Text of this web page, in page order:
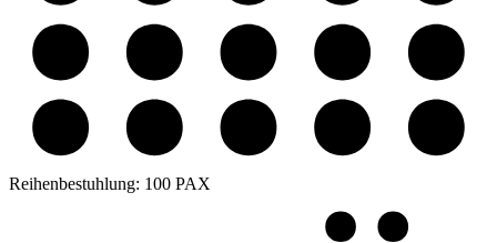
Reihenbestuhlung: 100 PAX